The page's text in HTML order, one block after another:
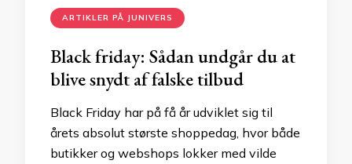
ARTIKLER PÅ JUNIVERS
Black friday: Sådan undgår du at
blive snydt af falske tilbud
Black Friday har på få år udviklet sig til
årets absolut største shoppedag, hvor både
butikker og webshops lokker med vilde